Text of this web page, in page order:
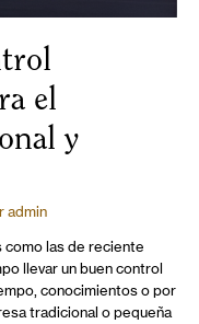
el
y
admin
las de reciente
llevar un buen control
conocimientos o por
tradicional o pequeña